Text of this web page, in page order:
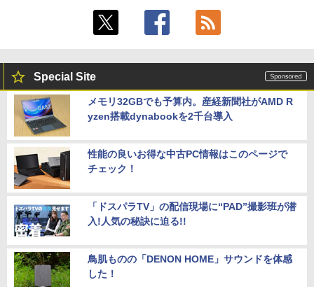
Special Site
メモリ32GBでも予算内。産経新聞社がAMD R
yzen搭載dynabookを2千台導入
性能の良いお得な中古PC情報はこのページで
チェック！
「ドスパラTV」の配信現場に“PAD”撮影班が潜
入!人気の秘訣に迫る!!
鳥肌ものの「DENON HOME」サウンドを体感
した！